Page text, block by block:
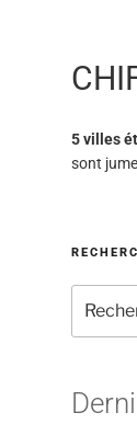
5 villes
sont